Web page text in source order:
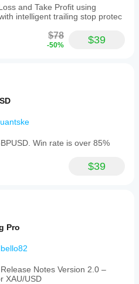
and Take Profit using
intelligent trailing stop protec
$78
-50% $39
Win rate is over 85%
$39
Pro
Notes Version 2.0 –
XAU/USD